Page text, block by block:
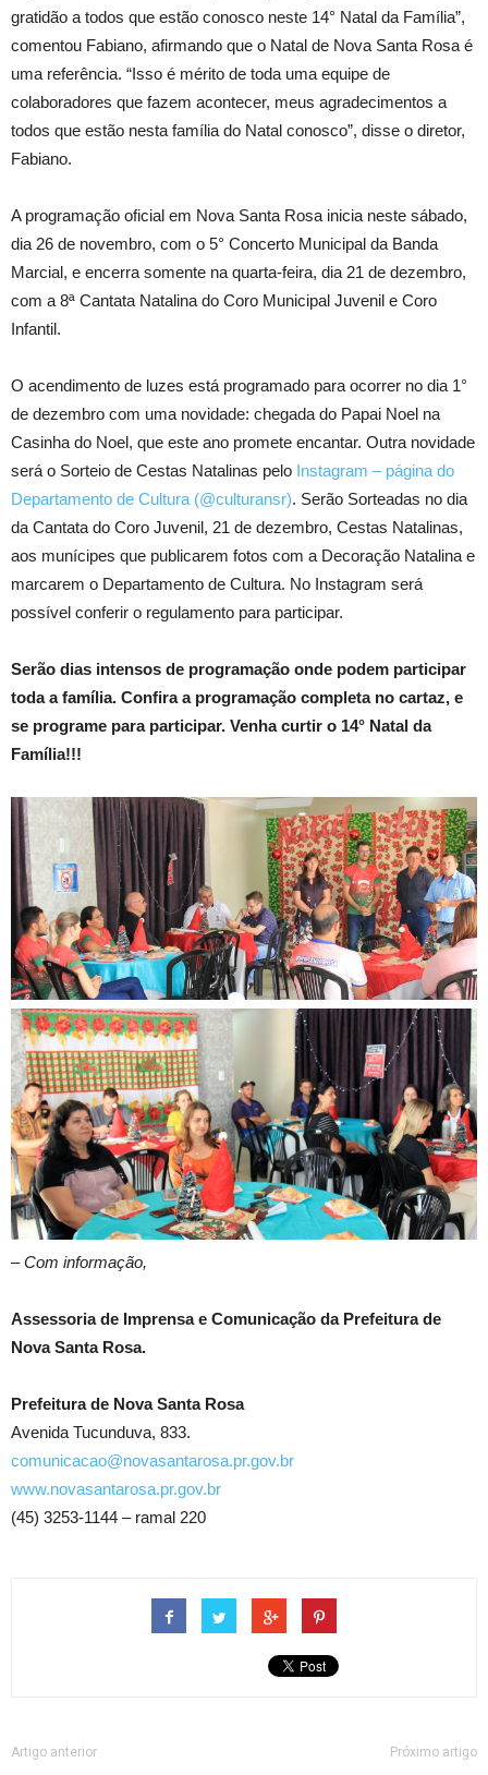
gratidão a todos que estão conosco neste 14° Natal da Família”,
comentou Fabiano, afirmando que o Natal de Nova Santa Rosa é
uma referência. “Isso é mérito de toda uma equipe de
colaboradores que fazem acontecer, meus agradecimentos a
todos que estão nesta família do Natal conosco”, disse o diretor,
Fabiano.
A programação oficial em Nova Santa Rosa inicia neste sábado,
dia 26 de novembro, com o 5° Concerto Municipal da Banda
Marcial, e encerra somente na quarta-feira, dia 21 de dezembro,
com a 8ª Cantata Natalina do Coro Municipal Juvenil e Coro
Infantil.
O acendimento de luzes está programado para ocorrer no dia 1°
de dezembro com uma novidade: chegada do Papai Noel na
Casinha do Noel, que este ano promete encantar. Outra novidade
será o Sorteio de Cestas Natalinas pelo Instagram – página do
Departamento de Cultura (@culturansr). Serão Sorteadas no dia
da Cantata do Coro Juvenil, 21 de dezembro, Cestas Natalinas,
aos munícipes que publicarem fotos com a Decoração Natalina e
marcarem o Departamento de Cultura. No Instagram será
possível conferir o regulamento para participar.
Serão dias intensos de programação onde podem participar
toda a família. Confira a programação completa no cartaz, e
se programe para participar. Venha curtir o 14° Natal da
Família!!!
–Com informação,
Assessoria de Imprensa e Comunicação da Prefeitura de
Nova Santa Rosa.
Prefeitura de Nova Santa Rosa
Avenida Tucunduva, 833.
comunicacao@novasantarosa.pr.gov.br
www.novasantarosa.pr.gov.br
(45) 3253-1144 – ramal 220
Artigo anterior Próximo artigo